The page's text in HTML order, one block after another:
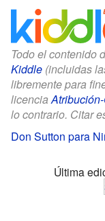
Todo el contenido
Kiddle (incluidas
libremente para
licencia
lo contrario. Citar
Don Sutton para
Última